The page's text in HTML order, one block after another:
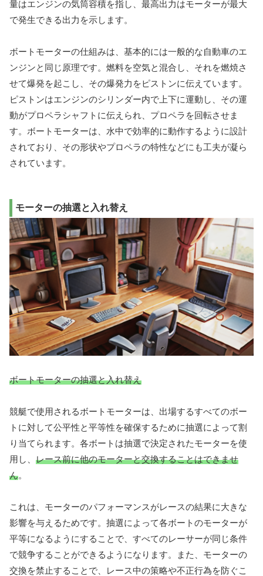
量はエンジンの気筒容積を指し、最高出力はモーターが最大
で発生できる出力を示します。
ボートモーターの仕組みは、基本的には一般的な自動車のエ
ンジンと同じ原理です。燃料を空気と混合し、それを燃焼さ
せて爆発を起こし、その爆発力をピストンに伝えています。
ピストンはエンジンのシリンダー内で上下に運動し、その運
動がプロペラシャフトに伝えられ、プロペラを回転させま
す。ボートモーターは、水中で効率的に動作するように設計
されており、その形状やプロペラの特性などにも工夫が凝ら
されています。
モーターの抽選と入れ替え
ボートモーターの抽選と入れ替え
競艇で使用されるボートモーターは、出場するすべてのボー
トに対して公平性と平等性を確保するために抽選によって割
り当てられます。各ボートは抽選で決定されたモーターを使
用し、 レース前に他のモーターと交換することはできませ
ん。
これは、モーターのパフォーマンスがレースの結果に大きな
影響を与えるためです。抽選によって各ボートのモーターが
平等になるようにすることで、すべてのレーサーが同じ条件
で競争することができるようになります。また、モーターの
交換を禁止することで、レース中の策略や不正行為を防ぐこ